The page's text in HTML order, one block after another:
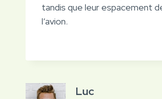
tandis que leur espacement
l’avion.
Luc